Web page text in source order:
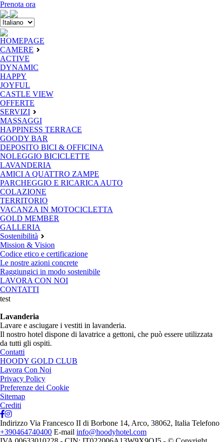
Prenota ora
HOMEPAGE
CAMERE
ACTIVE
DYNAMIC
HAPPY
JOYFUL
CASTLE VIEW
OFFERTE
SERVIZI
MASSAGGI
HAPPINESS TERRACE
GOODY BAR
DEPOSITO BICI & OFFICINA
NOLEGGIO BICICLETTE
LAVANDERIA
AMICI A QUATTRO ZAMPE
PARCHEGGIO E RICARICA AUTO
COLAZIONE
TERRITORIO
VACANZA IN MOTOCICLETTA
GOLD MEMBER
GALLERIA
Sostenibilità
Mission & Vision
Codice etico e certificazione
Le nostre azioni concrete
Raggiungici in modo sostenibile
LAVORA CON NOI
CONTATTI
test
Lavanderia
Lavare e asciugare i vestiti in lavanderia.
Il nostro hotel dispone di lavatrice a gettoni, che può essere utilizzata
da tutti gli ospiti.
Contatti
HOODY GOLD CLUB
Lavora Con Noi
Privacy Policy
Preferenze dei Cookie
Sitemap
Crediti
Indirizzo Via Francesco II di Borbone 14, Arco, 38062, Italia Telefono
+390464740400 E-mail info@hoodyhotel.com